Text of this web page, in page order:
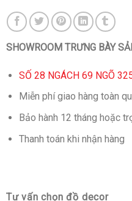
SHOWROOM TRƯNG BÀY
SỐ 28 NGÁCH 69 NGÕ
Miễn phí giao hàng toàn
Bảo hành 12 tháng hoặc
Thanh toán khi nhận hàng
Tư vấn chọn đồ decor